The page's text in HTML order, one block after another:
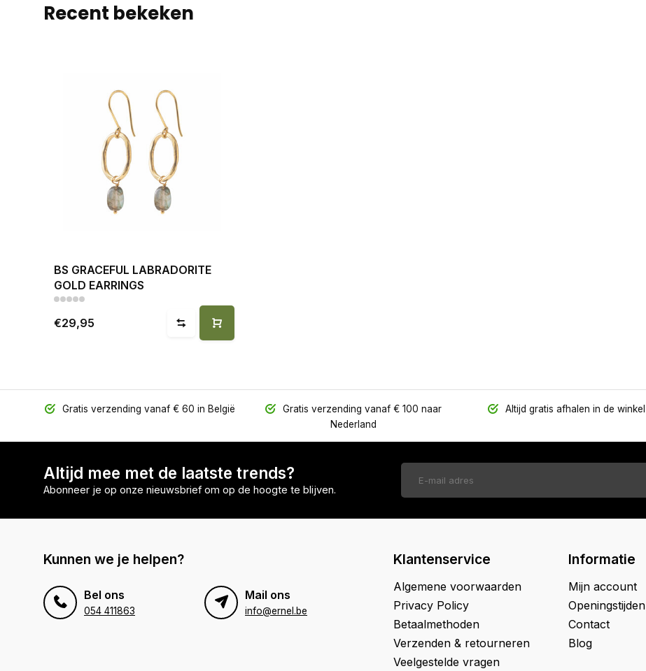
Recent bekeken
BS GRACEFUL LABRADORITE
GOLD EARRINGS
€29,95
Gratis verzending vanaf € 60 in België
Gratis verzending vanaf € 100 naar
Nederland
Altijd gratis afhalen in de winkel
Altijd mee met de laatste trends?
Abonneer je op onze nieuwsbrief om op de hoogte te blijven.
Kunnen we je helpen?
Bel ons
054 411863
Mail ons
info@ernel.be
Klantenservice
Algemene voorwaarden
Privacy Policy
Betaalmethoden
Verzenden & retourneren
Veelgestelde vragen
Informatie
Mijn account
Openingstijden
Contact
Blog